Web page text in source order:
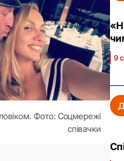
Фото: Соцмережі
співачки
9